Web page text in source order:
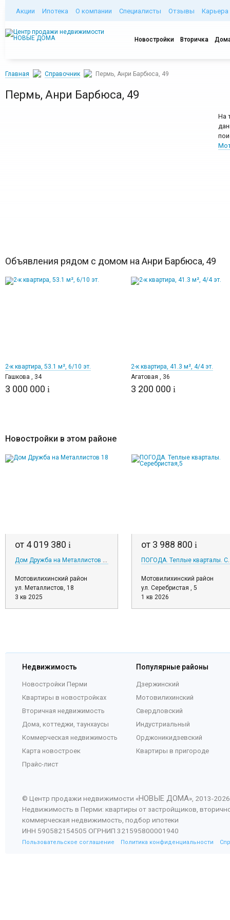
Акции Ипотека О компании Специалисты Отзывы Карьера
Новостройки Вторичка
Главная Справочник Пермь, Анри Барбюса, 49
Пермь, Анри Барбюса, 49
На
Объявления рядом с домом на Анри Барбюса, 49
2-к квартира, 53.1 м², 6/10 эт.
Гашкова , 34
3 000 000 i
2-к квартира, 41.3 м², 4/4 эт.
Агатовая , 36
3 200 000 i
Новостройки в этом районе
от 4 019 380 i
Дом Дружба на Металлистов 18
Мотовилихинский район
ул. Металлистов, 18
3 кв 2025
от 3 988 800 i
ПОГОДА.
Мотовилихинский район
ул. Серебристая , 5
1 кв 2026
Недвижимость
Новостройки Перми
Квартиры в новостройках
Вторичная недвижимость
Дома, коттеджи, таунхаусы
Коммерческая недвижимость
Карта новостроек
Прайс-лист
Популярные районы
Дзержинский
Мотовилихинский
Свердловский
Индустриальный
Орджоникидзевский
Квартиры в пригороде
© Центр продажи недвижимости «НОВЫЕ ДОМА», 2013-2026
Недвижимость в Перми: квартиры от застройщиков,
коммерческая недвижимость, подбор ипотеки
ИНН 590582154505 ОГРНИП 321595800001940
Пользовательское соглашение Политика конфиденциальности